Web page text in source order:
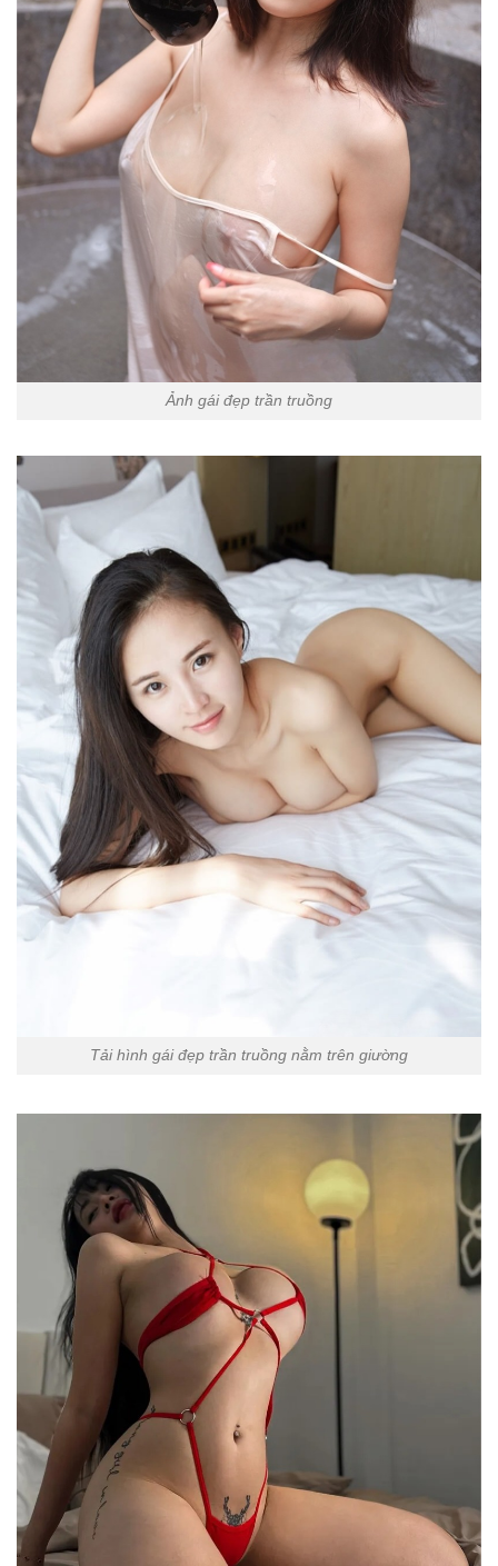
Ảnh gái đẹp trần truồng
Tải hình gái đẹp trần truồng nằm trên giường